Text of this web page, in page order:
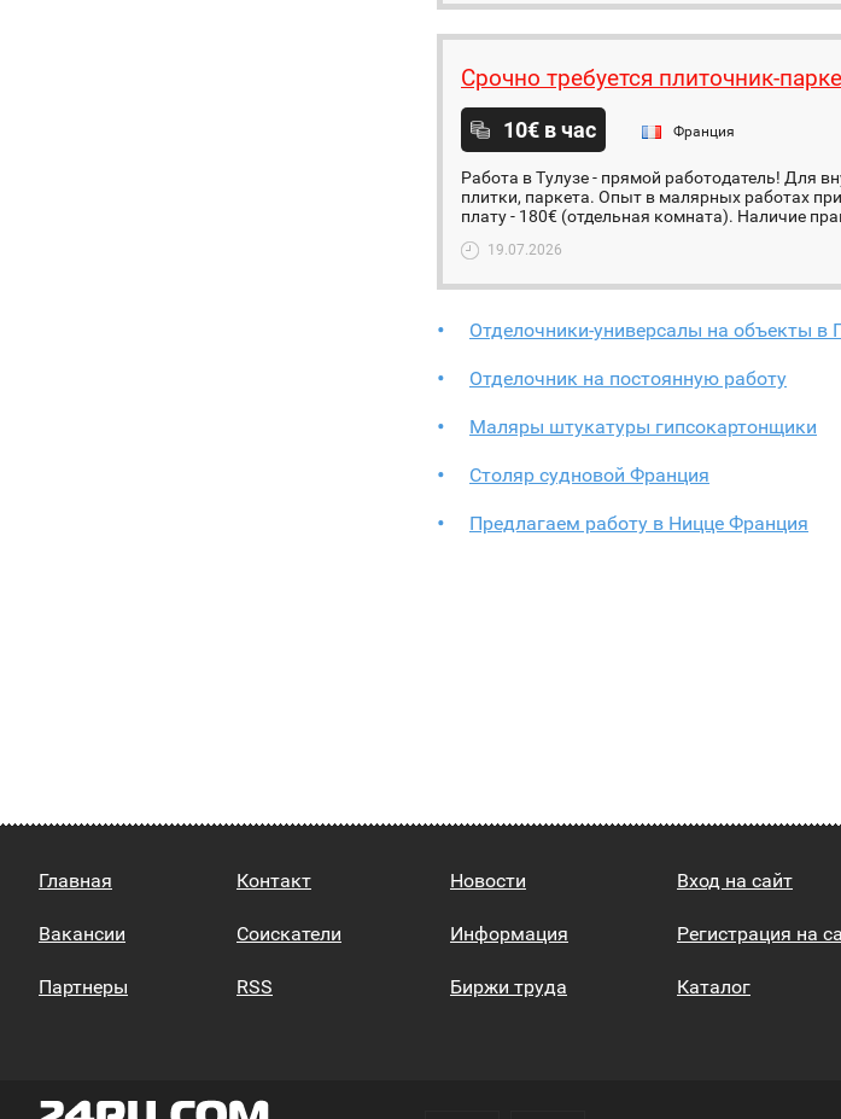
Срочно требуется плиточник-
10€ в час Франция
Работа в Тулузе - прямой работодатель! Для
плитки, паркета. Опыт в малярных работах
плату - 180€ (отдельная комната). Наличие
19.07.2026
Отделочники-универсалы на объекты в
Отделочник на постоянную работу
Маляры штукатуры гипсокартонщики
Столяр судновой Франция
Предлагаем работу в Ницце Франция
Главная
Вакансии
Партнеры
Контакт
Соискатели
RSS
Новости
Информация
Биржи труда
Вход на сайт
Регистрация на
Каталог